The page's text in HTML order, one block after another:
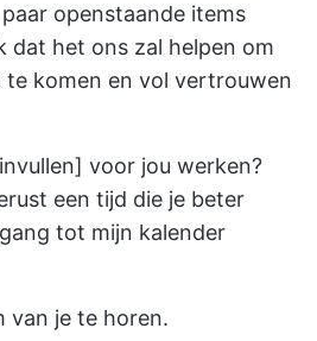
openstaande items
dat het ons zal helpen om
te komen en vol vertrouwen
voor jou werken?
een tijd die je beter
tot mijn kalender
van je te horen.